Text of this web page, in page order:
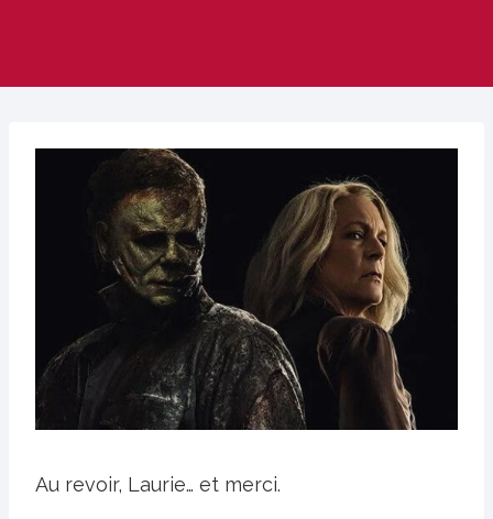
Au revoir, Laurie… et merci.